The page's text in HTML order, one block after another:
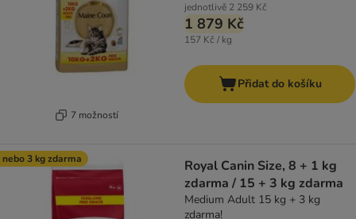
7 možností
jednotlivě 2 259 Kč
1 879 Kč
157 Kč / kg
Přidat do košíku
nebo 3 kg zdarma
Royal Canin Size, 8 + 1 kg
zdarma / 15 + 3 kg zdarma
Medium Adult 15 kg + 3 kg
zdarma!